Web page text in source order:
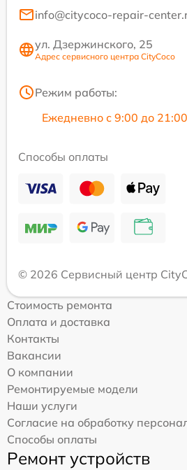
info@citycoco-repair-
ул. Дзержинского, 25
Адрес сервисного центра CityCoco
Режим работы:
Ежедневно с 9:00 до 21:00
Способы оплаты
© 2026 Сервисный центр
Стоимость ремонта
Оплата и доставка
Контакты
Вакансии
О компании
Ремонтируемые модели
Наши услуги
Согласие на обработку
Способы оплаты
Ремонт устройств